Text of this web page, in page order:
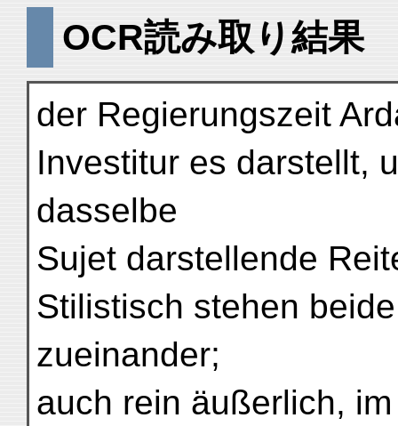
OCR読み取り結果
der Regierungszeit
Investitur es darstellt,
dasselbe
Sujet darstellende
Stilistisch stehen
zueinander;
auch rein äußerlich,